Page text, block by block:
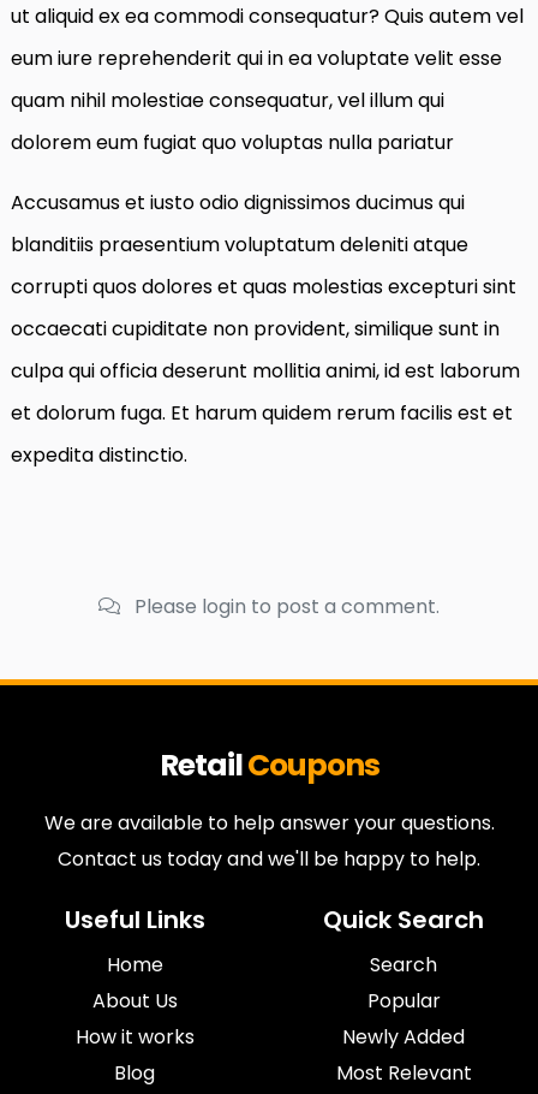
ut aliquid ex ea commodi consequatur? Quis autem vel
eum iure reprehenderit qui in ea voluptate velit esse
quam nihil molestiae consequatur, vel illum qui
dolorem eum fugiat quo voluptas nulla pariatur
Accusamus et iusto odio dignissimos ducimus qui
blanditiis praesentium voluptatum deleniti atque
corrupti quos dolores et quas molestias excepturi sint
occaecati cupiditate non provident, similique sunt in
culpa qui officia deserunt mollitia animi, id est laborum
et dolorum fuga. Et harum quidem rerum facilis est et
expedita distinctio.
Please login to post a comment.
RetailCoupons
We are available to help answer your questions.
Contact us today and we'll be happy to help.
Useful Links
Home
About Us
How it works
Blog
Quick Search
Search
Popular
Newly Added
Most Relevant